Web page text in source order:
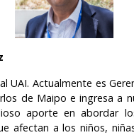
UAI. Actualmente es
de Maipo e ingresa a
aporte en abordar
afectan a los niños,